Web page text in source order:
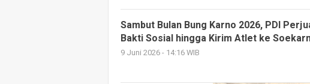
Sambut Bulan Bung Karno 2026, PDI
Bakti Sosial hingga Kirim Atlet ke
9 Juni 2026 - 14:16 WIB